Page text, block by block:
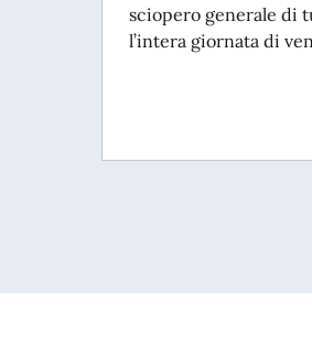
sciopero generale di
l’intera giornata di